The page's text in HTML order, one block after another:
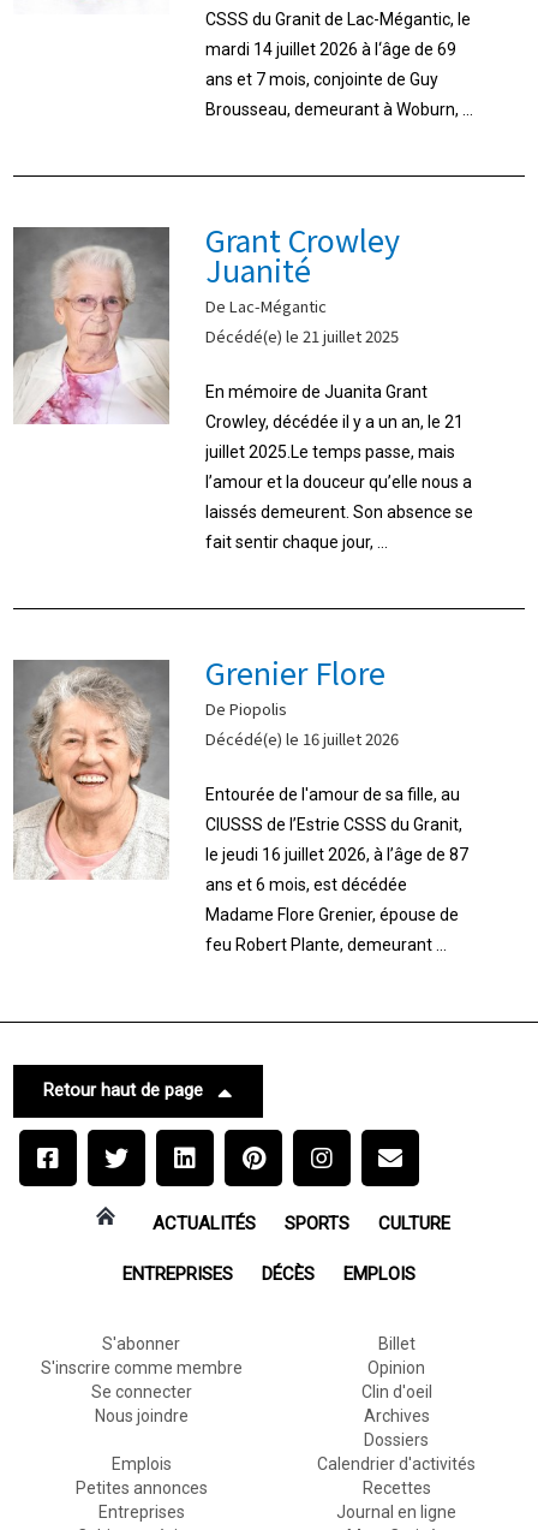
CSSS du Granit de Lac-Mégantic, le
mardi 14 juillet 2026 à l‘âge de 69
ans et 7 mois, conjointe de Guy
Brousseau, demeurant à Woburn, ...
Grant Crowley
Juanité
De Lac-Mégantic
Décédé(e) le 21 juillet 2025
En mémoire de Juanita Grant
Crowley, décédée il y a un an, le 21
juillet 2025.Le temps passe, mais
l’amour et la douceur qu’elle nous a
laissés demeurent. Son absence se
fait sentir chaque jour, ...
Grenier Flore
De Piopolis
Décédé(e) le 16 juillet 2026
Entourée de l'amour de sa fille, au
CIUSSS de l’Estrie CSSS du Granit,
le jeudi 16 juillet 2026, à l’âge de 87
ans et 6 mois, est décédée
Madame Flore Grenier, épouse de
feu Robert Plante, demeurant ...
Retour haut de page
ACTUALITÉS SPORTS CULTURE
ENTREPRISES DÉCÈS EMPLOIS
S'abonner
S'inscrire comme membre
Se connecter
Nous joindre
Billet
Opinion
Clin d'oeil
Archives
Dossiers
Emplois
Petites annonces
Entreprises
Calendrier d'activités
Recettes
Journal en ligne